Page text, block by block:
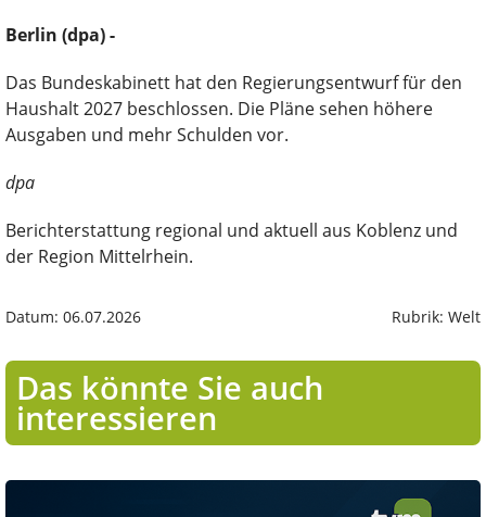
Berlin (dpa) -
Das Bundeskabinett hat den Regierungsentwurf für den
Haushalt 2027 beschlossen. Die Pläne sehen höhere
Ausgaben und mehr Schulden vor.
dpa
Berichterstattung regional und aktuell aus Koblenz und
der Region Mittelrhein.
Datum: 06.07.2026 Rubrik: Welt
Das könnte Sie auch
interessieren